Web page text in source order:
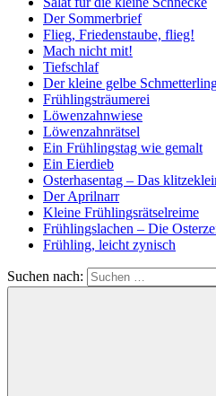
Der Sommerbrief
Flieg, Friedenstaube, flieg!
Mach nicht mit!
Tiefschlaf
Der kleine gelbe
Frühlingsträumerei
Löwenzahnwiese
Löwenzahnrätsel
Ein Frühlingstag wie gemalt
Ein Eierdieb
Osterhasentag – Das
Der Aprilnarr
Kleine Frühlingsrätselreime
Frühlingslachen – Die
Frühling, leicht zynisch
Suchen nach: